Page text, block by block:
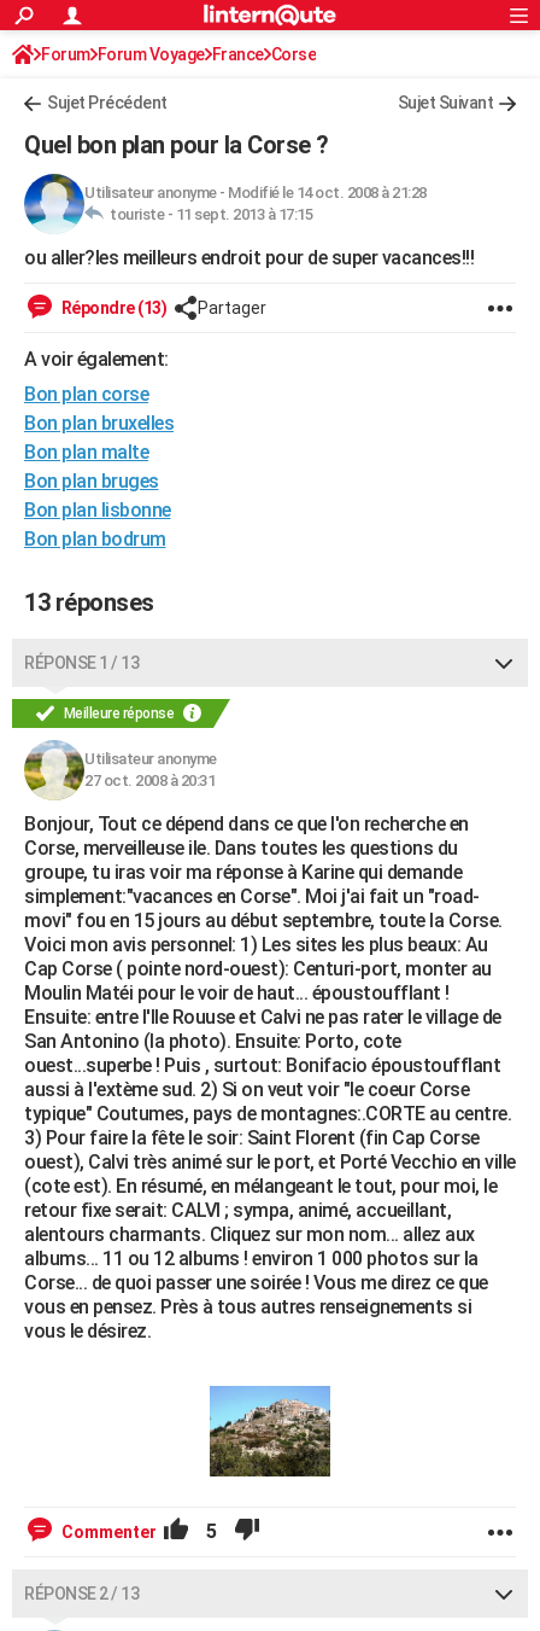
ACTUALITÉS
Politique
Société
Faits Divers
Education
Monde
Villes
+
FINANCE
Retraite
Impôts
Epargne
Immobilier
Risques naturels par ville
Banque
Assurance
Crédit
AUTO
Essais
Réserver un essai
Citadines
Berlines
SUV
Forum auto
+
Mobiles
Meilleur smartphone
Internet
Ordinateurs
Jeux vidéo
Guide high-tech
BRICOLAGE
Forum
Aménagement intérieur
Extérieur
Cuisine
Salle de bains
Jardinage
Rangement
WEEK-END
Guides de France
Escapades
Patrimoine
Expositions
Musées
Week-end nature
+LIFESTYLE
Art de vivre
Bien-être
Loisirs
Mode
Modes de vie
SANTE
Alimentation
Guide de la santé
Maladies
Médicaments
Sommeil
VOYAGE
GUIDES D'ACHAT
BONS PLANS
CARTE DE VOEUX
Carte de Noël
Carte Bonne année
Carte Saint-Valentin
Carte Pâques
Carte d'anniversaire
DICTIONNAIRE
PROGRAMME TV
COPAINS D'AVANT
S'inscrire
Se connecter
Lycées
Collèges
Primaires
Universités
Entreprises
Service militaire
Avis de recherche
AVIS DE DÉCÈS
FORUM
Bricolage
Lifestyle
Culture
Sport
Auto
Television
Voyage
Cinema
S'inscrire
Connexion
Forum Forum Voyage France Corse
Sujet Précédent Sujet Suivant
Quel bon plan pour la Corse ?
Utilisateur anonyme- Modifié le 14 oct. 2008 à 21:28
touriste - 11 sept. 2013 à 17:15
ou aller?les meilleurs endroit pour de super vacances!!!
Répondre (13) Partager
A voir également:
Bon plan corse
Bon plan bruxelles
Bon plan malte
Bon plan bruges
Bon plan lisbonne
Bon plan bodrum
13 réponses
RÉPONSE 1 / 13
Meilleure réponse
Utilisateur anonyme
27 oct. 2008 à 20:31
Bonjour, Tout ce dépend dans ce que l'on recherche en
Corse, merveilleuse ile. Dans toutes les questions du
groupe, tu iras voir ma réponse à Karine qui demande
simplement:"vacances en Corse". Moi j'ai fait un "road-
movi" fou en 15 jours au début septembre, toute la Corse.
Voici mon avis personnel: 1) Les sites les plus beaux: Au
Cap Corse ( pointe nord-ouest): Centuri-port, monter au
Moulin Matéi pour le voir de haut... époustoufflant !
Ensuite: entre l'Ile Rouuse et Calvi ne pas rater le village de
San Antonino (la photo). Ensuite: Porto, cote
ouest...superbe ! Puis , surtout: Bonifacio époustoufflant
aussi à l'extème sud. 2) Si on veut voir "le coeur Corse
typique" Coutumes, pays de montagnes:.CORTE au centre.
3) Pour faire la fête le soir: Saint Florent (fin Cap Corse
ouest), Calvi très animé sur le port, et Porté Vecchio en ville
(cote est). En résumé, en mélangeant le tout, pour moi, le
retour fixe serait: CALVI ; sympa, animé, accueillant,
alentours charmants. Cliquez sur mon nom... allez aux
albums... 11 ou 12 albums ! environ 1 000 photos sur la
Corse... de quoi passer une soirée ! Vous me direz ce que
vous en pensez. Près à tous autres renseignements si
vous le désirez.
Commenter 5
RÉPONSE 2 / 13